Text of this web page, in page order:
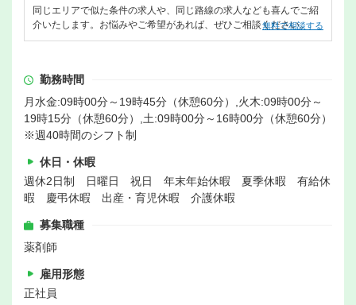
同じエリアで似た条件の求人や、同じ路線の求人なども喜んでご紹
介いたします。お悩みやご希望があれば、ぜひご相談ください。
無料で相談する
勤務時間
月水金:09時00分～19時45分（休憩60分）,火木:09時00分～
19時15分（休憩60分）,土:09時00分～16時00分（休憩60分）
※週40時間のシフト制
休日・休暇
週休2日制 日曜日 祝日 年末年始休暇 夏季休暇 有給休
暇 慶弔休暇 出産・育児休暇 介護休暇
募集職種
薬剤師
雇用形態
正社員